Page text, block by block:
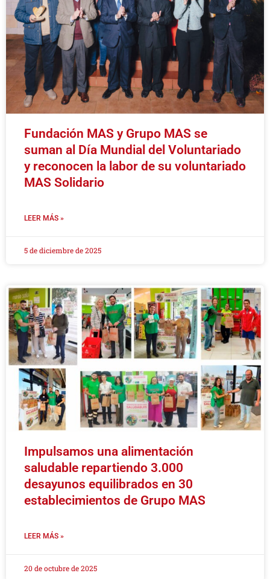
Fundación MAS y Grupo MAS se
suman al Día Mundial del Voluntariado
y reconocen la labor de su voluntariado
MAS Solidario
LEER MÁS »
5 de diciembre de 2025
Impulsamos una alimentación
saludable repartiendo 3.000
desayunos equilibrados en 30
establecimientos de Grupo MAS
LEER MÁS »
20 de octubre de 2025